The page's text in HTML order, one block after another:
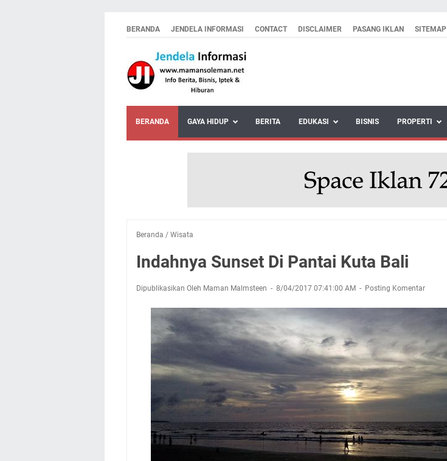
BERANDA JENDELA INFORMASI CONTACT DISCLAIMER PASANG IKLAN SITEMAP
BERANDA GAYA HIDUP BERITA EDUKASI BISNIS PROPERTI
Beranda / Wisata
Indahnya Sunset Di Pantai Kuta Bali
Dipublikasikan Oleh Maman Malmsteen 8/04/2017 07:41:00 AM Posting Komentar